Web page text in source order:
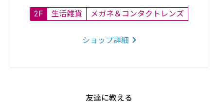
2F 生活雑貨 メガネ＆コンタクトレンズ
ショップ詳細
友達に教える